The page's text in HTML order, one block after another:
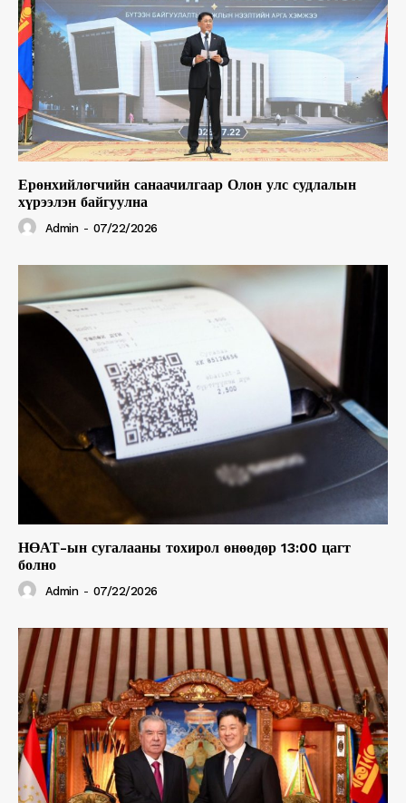
Ерөнхийлөгчийн санаачилгаар Олон улс судлалын
хүрээлэн байгуулна
Admin - 07/22/2026
НӨАТ-ын сугалааны тохирол өнөөдөр 13:00 цагт
болно
Admin - 07/22/2026